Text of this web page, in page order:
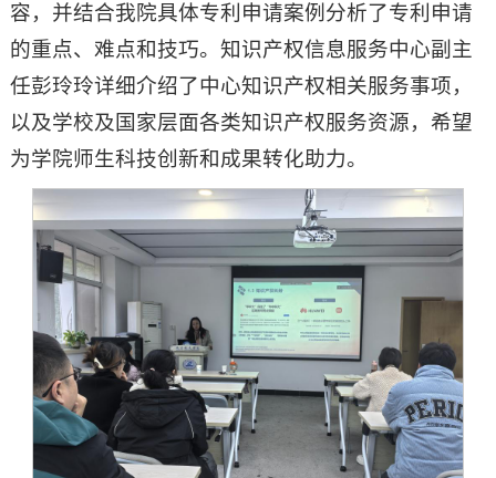
容，并结合我院具体专利申请案例分析了专利申请
的重点、难点和技巧。知识产权信息服务中心副主
任彭玲玲详细介绍了中心知识产权相关服务事项，
以及学校及国家层面各类知识产权服务资源，希望
为学院师生科技创新和成果转化助力。